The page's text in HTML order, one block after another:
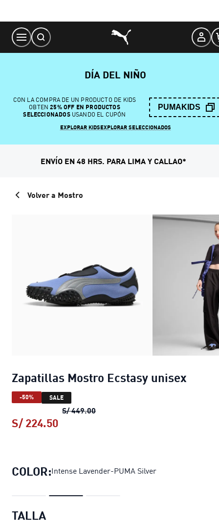
Content
DÍA DEL NIÑO
CON LA COMPRA DE UN PRODUCTO DE KIDS
OBTEN 25% OFF EN PRODUCTOS
SELECCIONADOSUSANDO EL CUPÓN
PUMAKIDS
EXPLORAR KIDSEXPLORAR SELECCIONADOS
ENVÍO EN 48 HRS. PARA LIMA Y CALLAO*
Volver a Mostro
Zapatillas Mostro Ecstasy unisex
-50% SALE
S/ 449.00Zapatillas Mostro Ecstasy unisex
S/ 224.50
COLOR:Intense Lavender-PUMA Silver
TALLA